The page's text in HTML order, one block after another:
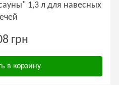
1,3 л для навесных
грн
в корзину